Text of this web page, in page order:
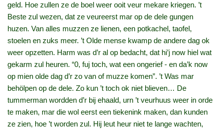
geld. Hoe zullen ze de boel weer ooit veur mekare kriegen. ’t
Beste zul wezen, dat ze veureerst mar op de dele gungen
huzen. Van alles muzzen ze lienen, een potkachel, taofel,
stoelen en zuks meer. ’t Olde mense kwamp de andere dag ok
weer opzetten. Harm was d’r al op bedacht, dat hi’j now hiel wat
gekarm zul heuren. “0, fuj toch, wat een ongerief ‑ en da’k now
op mien olde dag d’r zo van of muzze komen”. ’t Was mar
behölpen op de dele. Zo kun ’t toch ok niet blieven… De
tummerman wordden d’r bij ehaald, urn ’t veurhuus weer in orde
te maken, mar die wol eerst een tiekenink maken, dan kunden
ze zien, hoe ’t worden zul. Hij leut heur niet te lange wachten,